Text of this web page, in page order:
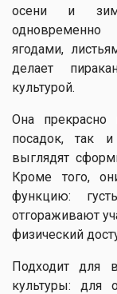
осени и
ягодами,
делает
культурой.
Она прекрасно
посадок, так
выглядят
Кроме того,
функцию:
отгораживают
физический
Подходит для
культуры: для